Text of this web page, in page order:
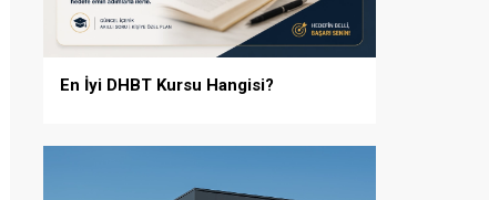
En İyi DHBT Kursu Hangisi?